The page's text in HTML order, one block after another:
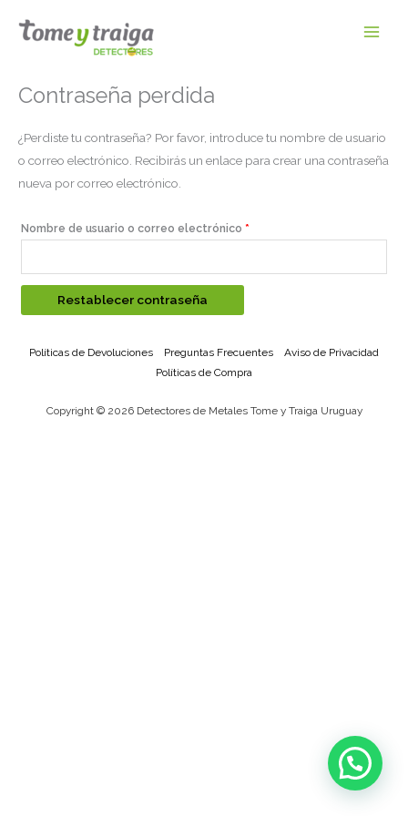
Contraseña perdida
¿Perdiste tu contraseña? Por favor, introduce tu nombre de usuario
o correo electrónico. Recibirás un enlace para crear una contraseña
nueva por correo electrónico.
Nombre de usuario o correo electrónico *
Restablecer contraseña
Políticas de Devoluciones Preguntas Frecuentes
Aviso de Privacidad
Políticas de Compra
Copyright © 2026 Detectores de Metales Tome y Traiga Uruguay